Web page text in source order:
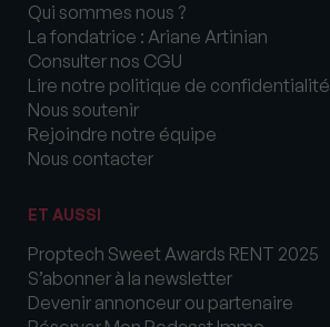
Qui sommes nous ?
La fondatrice : Ariane Artinian
Consulter nos CGU
Lire notre politique de confidentialité
Nous soutenir
Rejoindre notre équipe
Nous contacter
ET AUSSI
Proptech Sweet Awards RENT 2025
S’abonner à la newsletter
Devenir annonceur ou partenaire